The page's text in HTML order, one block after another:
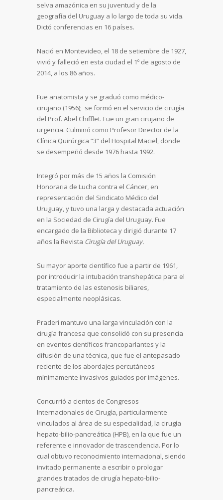
selva amazónica en su juventud y de la
geografía del Uruguay a lo largo de toda su vida.
Dictó conferencias en 16 países.
Nació en Montevideo, el 18 de setiembre de 1927,
vivió y falleció en esta ciudad el 1º de agosto de
2014, a los 86 años.
Fue anatomista y se graduó como médico-
cirujano (1956); se formó en el servicio de cirugía
del Prof. Abel Chifflet. Fue un gran cirujano de
urgencia. Culminó como Profesor Director de la
Clínica Quirúrgica “3” del Hospital Maciel, donde
se desempeñó desde 1976 hasta 1992.
Integró por más de 15 años la Comisión
Honoraria de Lucha contra el Cáncer, en
representación del Sindicato Médico del
Uruguay, y tuvo una larga y destacada actuación
en la Sociedad de Cirugía del Uruguay. Fue
encargado de la Biblioteca y dirigió durante 17
años la Revista Cirugía del Uruguay.
Su mayor aporte científico fue a partir de 1961,
por introducir la intubación transhepática para el
tratamiento de las estenosis biliares,
especialmente neoplásicas.
Praderi mantuvo una larga vinculación con la
cirugía francesa que consolidó con su presencia
en eventos científicos francoparlantes y la
difusión de una técnica, que fue el antepasado
reciente de los abordajes percutáneos
mínimamente invasivos guiados por imágenes.
Concurrió a cientos de Congresos
Internacionales de Cirugía, particularmente
vinculados al área de su especialidad, la cirugía
hepato-bilio-pancreática (HPB), en la que fue un
referente e innovador de trascendencia. Por lo
cual obtuvo reconocimiento internacional, siendo
invitado permanente a escribir o prologar
grandes tratados de cirugía hepato-bilio-
pancreática.